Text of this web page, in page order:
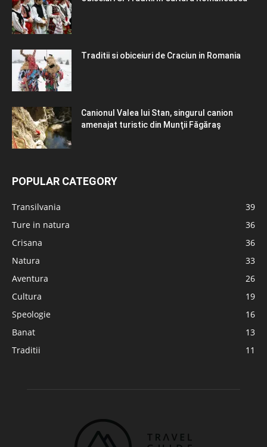
Traditii si obiceiuri de Craciun in Romania
Canionul Valea lui Stan, singurul canion
amenajat turistic din Munţii Făgăraş
POPULAR CATEGORY
Transilvania
39
Ture in natura
36
Crisana
36
Natura
33
Aventura
26
Cultura
19
Speologie
16
Banat
13
Traditii
11